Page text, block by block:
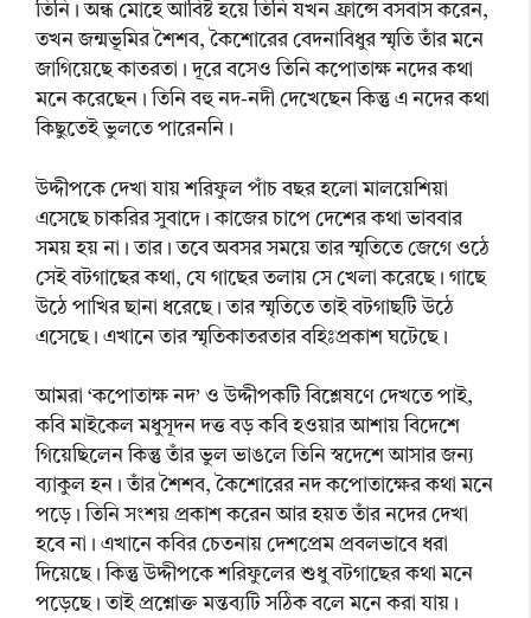
তিনি। অন্ধ মোহে আবিষ্ট হয়ে তিনি যখন ফ্রান্সে বসবাস করেন,
তখন জন্মভূমির শৈশব, কৈশোরের বেদনাবিধুর স্মৃতি তাঁর মনে
জাগিয়েছে কাতরতা। দূরে বসেও তিনি কপোতাক্ষ নদের কথা
মনে করেছেন। তিনি বহু নদ-নদী দেখেছেন কিন্তু এ নদের কথা
কিছুতেই ভুলতে পারেননি।
উদ্দীপকে দেখা যায় শরিফুল পাঁচ বছর হলো মালয়েশিয়া
এসেছে চাকরির সুবাদে। কাজের চাপে দেশের কথা ভাববার
সময় হয় না। তার। তবে অবসর সময়ে তার স্মৃতিতে জেগে ওঠে
সেই বটগাছের কথা, যে গাছের তলায় সে খেলা করেছে। গাছে
উঠে পাখির ছানা ধরেছে। তার স্মৃতিতে তাই বটগাছটি উঠে
এসেছে। এখানে তার স্মৃতিকাতরতার বহিঃপ্রকাশ ঘটেছে।
আমরা ‘কপোতাক্ষ নদ’ ও উদ্দীপকটি বিশ্লেষণে দেখতে পাই,
কবি মাইকেল মধুসূদন দত্ত বড় কবি হওয়ার আশায় বিদেশে
গিয়েছিলেন কিন্তু তাঁর ভুল ভাঙলে তিনি স্বদেশে আসার জন্য
ব্যাকুল হন। তাঁর শৈশব, কৈশোরের নদ কপোতাক্ষের কথা মনে
পড়ে। তিনি সংশয় প্রকাশ করেন আর হয়ত তাঁর নদের দেখা
হবে না। এখানে কবির চেতনায় দেশপ্রেম প্রবলভাবে ধরা
দিয়েছে। কিন্তু উদ্দীপকে শরিফুলের শুধু বটগাছের কথা মনে
পড়েছে। তাই প্রশ্নোক্ত মন্তব্যটি সঠিক বলে মনে করা যায়।